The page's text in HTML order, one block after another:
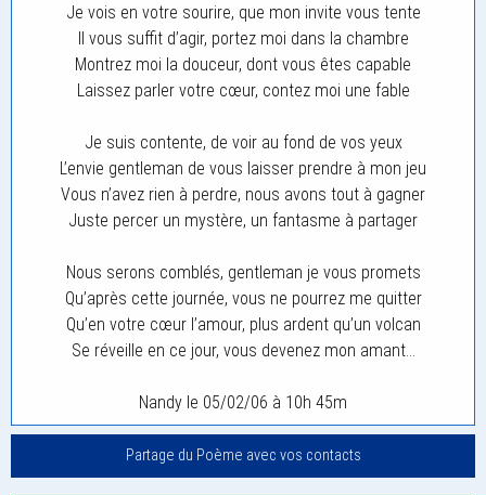
Je vois en votre sourire, que mon invite vous tente
Il vous suffit d’agir, portez moi dans la chambre
Montrez moi la douceur, dont vous êtes capable
Laissez parler votre cœur, contez moi une fable
Je suis contente, de voir au fond de vos yeux
L’envie gentleman de vous laisser prendre à mon jeu
Vous n’avez rien à perdre, nous avons tout à gagner
Juste percer un mystère, un fantasme à partager
Nous serons comblés, gentleman je vous promets
Qu’après cette journée, vous ne pourrez me quitter
Qu’en votre cœur l’amour, plus ardent qu’un volcan
Se réveille en ce jour, vous devenez mon amant…
Nandy le 05/02/06 à 10h 45m
Partage du Poème avec vos contacts